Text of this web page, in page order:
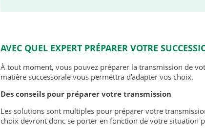
AVEC QUEL EXPERT PRÉPARER VOTRE
À tout moment, vous pouvez préparer la transmission de
matière successorale vous permettra d’adapter vos choix.
Des conseils pour préparer votre transmission
Les solutions sont multiples pour préparer votre
choix devront donc se porter en fonction de votre situation